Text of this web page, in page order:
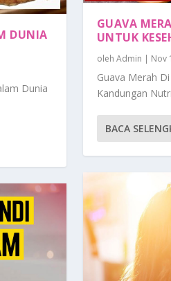
DUNIA
Dunia
GUAVA
UNTUK
oleh Admin | Nov
Guava Merah
Kandungan
BACA